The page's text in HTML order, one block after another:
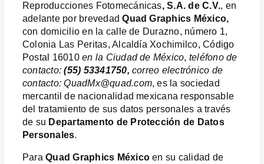
Reproducciones Fotomecánicas, S.A. de C.V., en
adelante por brevedadQuad Graphics México,
con domicilio en la calle de Durazno, número 1,
Colonia Las Peritas, Alcaldía Xochimilco, Código
Postal 16010en la Ciudad de México, teléfono de
contacto:(55) 53341750, correo electrónico de
contacto: QuadMx@quad.com, es la sociedad
mercantil de nacionalidad mexicana responsable
del tratamiento de sus datos personales a través
de su Departamento de Protección de Datos
Personales.
ParaQuad Graphics México en su calidad de